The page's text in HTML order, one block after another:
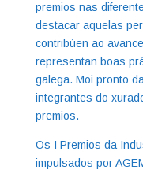
premios nas
destacar aquelas
contribúen ao
representan boas
galega. Moi pronto
integrantes do
premios.
Os I Premios da
impulsados por